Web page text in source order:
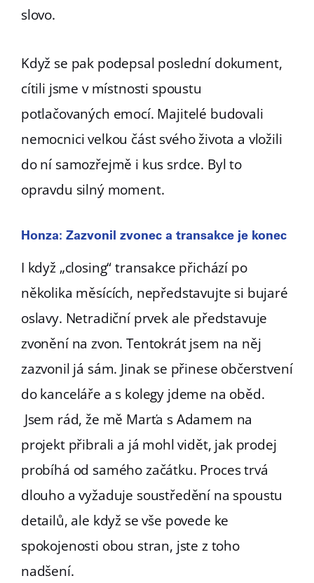
slovo.
Když se pak podepsal poslední dokument,
cítili jsme v místnosti spoustu
potlačovaných emocí. Majitelé budovali
nemocnici velkou část svého života a vložili
do ní samozřejmě i kus srdce. Byl to
opravdu silný moment.
Honza: Zazvonil zvonec a transakce je konec
I když „closing“ transakce přichází po
několika měsících, nepředstavujte si bujaré
oslavy. Netradiční prvek ale představuje
zvonění na zvon. Tentokrát jsem na něj
zazvonil já sám. Jinak se přinese občerstvení
do kanceláře a s kolegy jdeme na oběd.
Jsem rád, že mě Marťa s Adamem na
projekt přibrali a já mohl vidět, jak prodej
probíhá od samého začátku. Proces trvá
dlouho a vyžaduje soustředění na spoustu
detailů, ale když se vše povede ke
spokojenosti obou stran, jste z toho
nadšení.